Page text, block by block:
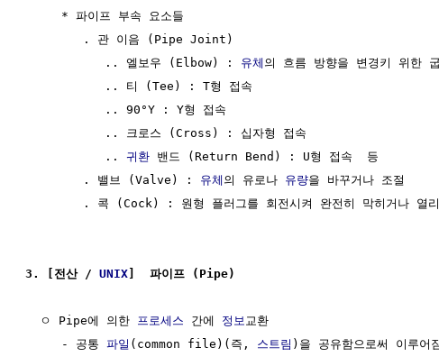
     * 파이프 부속 요소들
        . 관 이음 (Pipe Joint)
           .. 엘보우 (Elbow) :
유체 의 흐름 방향을 변경키 위한
           .. 티 (Tee) : T형 접속
           .. 90°Y : Y형 접속
           .. 크로스 (Cross) : 십자형 접속
           ..
귀환 밴드 (Return Bend) : U형 접속  등
        . 밸브 (Valve) :
유체 의 유로나 유량을 바꾸거나 조절
. 콕 (Cock) : 원형 플러그를 회전시켜 완전히 막히거나 열리
3. [전산 / UNIX]  파이프 (Pipe)
  ㅇ Pipe에 의한
프로세스 간에 정보 교환
     - 공통
파일 (common file)(즉, 스트림 )을 공유함으로써 이루어